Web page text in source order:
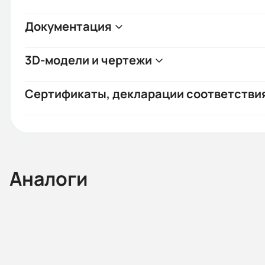
Документация
3D-модели и чертежи
Сертификаты, декларации
Аналоги